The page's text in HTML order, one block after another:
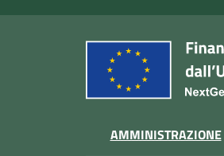
AMMINISTRAZIONE